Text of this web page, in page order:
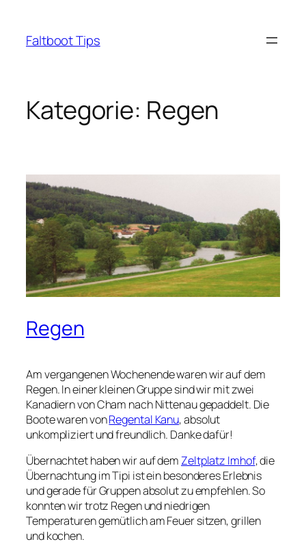
springen
Faltboot Tips
Kategorie: Regen
Regen
Am vergangenen Wochenende waren wir auf dem
Regen. In einer kleinen Gruppe sind wir mit zwei
Kanadiern von Cham nach Nittenau gepaddelt. Die
Boote waren vonRegental Kanu, absolut
unkompliziert und freundlich. Danke dafür!
Übernachtet haben wir auf dem Zeltplatz Imhof, die
Übernachtung im Tipi ist ein besonderes Erlebnis
und gerade für Gruppen absolut zu empfehlen. So
konnten wir trotz Regen und niedrigen
Temperaturen gemütlich am Feuer sitzen, grillen
und kochen.